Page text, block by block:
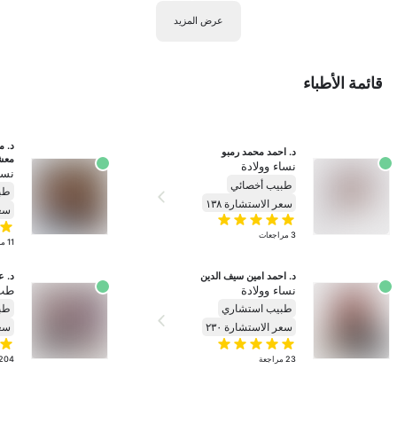
عرض المزيد
قائمة الأطباء
د. احمد محمد رمبو
نساء وولادة
طبيب أخصائي
سعر الاستشارة ١٣٨
3 مراجعات
د. احمد امين سيف الدين
نساء وولادة
طبيب استشاري
سعر الاستشارة ٢٣٠
23 مراجعة
11
د.